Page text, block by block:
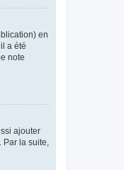
en
a été
note
ajouter
Par la suite,